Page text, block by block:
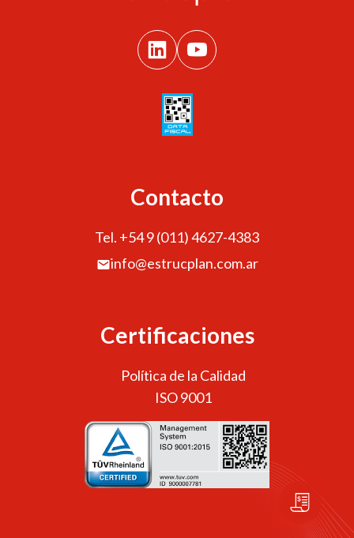
Contacto
Tel. +54 9 (011) 4627-4383
info@estrucplan.com.ar
Certificaciones
Política de la Calidad
ISO 9001